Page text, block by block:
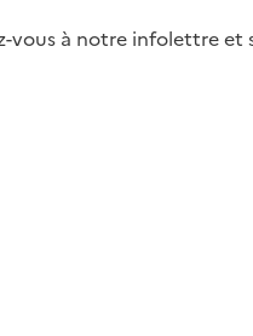
vous à notre infolettre et